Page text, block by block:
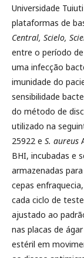
Universidade
plataformas de
Central, Scielo,
entre o período
uma infecção
imunidade do
sensibilidade
do método de
utilizado na
25922 e S. aureus
BHI, incubadas e
armazenadas
cepas
cada ciclo de
ajustado ao
nas placas de
estéril em